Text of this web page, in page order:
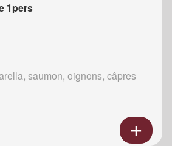
1pers
saumon, oignons, câpres